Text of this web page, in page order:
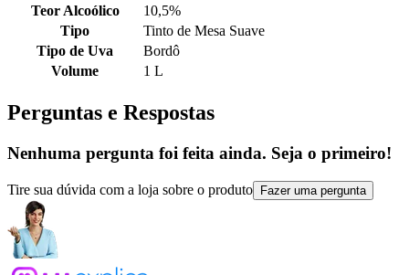
Teor Alcoólico
10,5%
Tipo
Tinto de Mesa Suave
Tipo de Uva
Bordô
Volume
1 L
Perguntas e Respostas
Nenhuma pergunta foi feita ainda. Seja o primeiro!
Tire sua dúvida com a loja sobre o produto Fazer uma pergunta